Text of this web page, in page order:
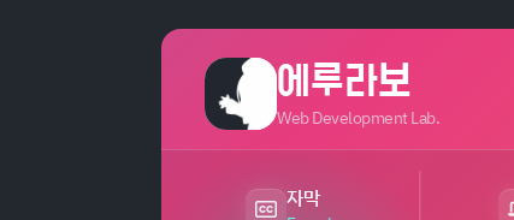
에루라보
Web Development Lab.
자막